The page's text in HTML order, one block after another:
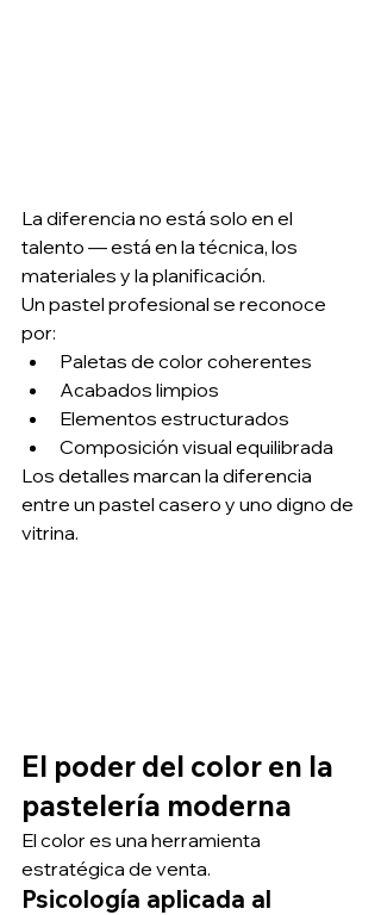
La diferencia no está solo en el
talento — está en la técnica, los
materiales y la planificación.
Un pastel profesional se reconoce
por:
Paletas de color coherentes
Acabados limpios
Elementos estructurados
Composición visual equilibrada
Los detalles marcan la diferencia
entre un pastel casero y uno digno de
vitrina.
El poder del color en la
pastelería moderna
El color es una herramienta
estratégica de venta.
Psicología aplicada al